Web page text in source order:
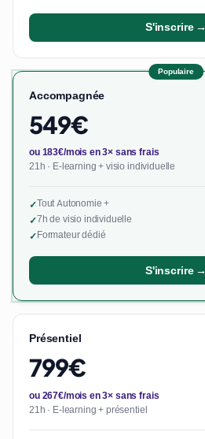
S'inscrire →
Populaire
Accompagnée
549€
ou 183€/mois en 3× sans frais
21h · E-learning + visio individuelle
✓Tout Autonomie +
✓7h de visio individuelle
✓Formateur dédié
S'inscrire →
Présentiel
799€
ou 267€/mois en 3× sans frais
21h · E-learning + présentiel